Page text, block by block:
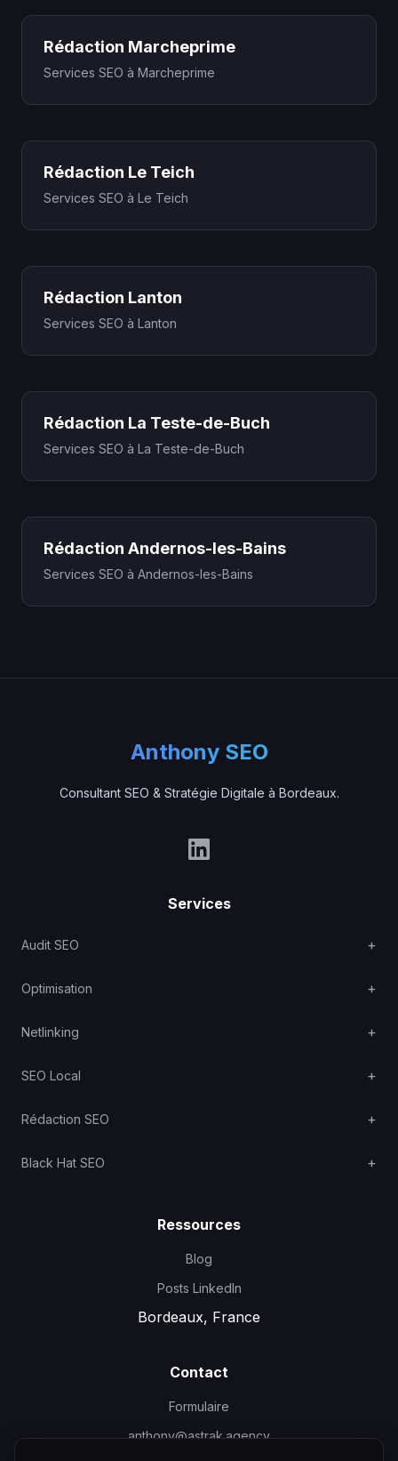
Rédaction Marcheprime
Services SEO à Marcheprime
Rédaction Le Teich
Services SEO à Le Teich
Rédaction Lanton
Services SEO à Lanton
Rédaction La Teste-de-Buch
Services SEO à La Teste-de-Buch
Rédaction Andernos-les-Bains
Services SEO à Andernos-les-Bains
Anthony SEO
Consultant SEO & Stratégie Digitale à Bordeaux.
Services
Audit SEO
Optimisation
Netlinking
SEO Local
Rédaction SEO
Black Hat SEO
Ressources
Blog
Posts LinkedIn
Bordeaux, France
Contact
Formulaire
anthony@astrak.agency